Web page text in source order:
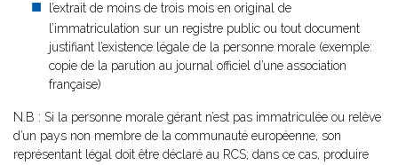
l’extrait de moins de trois mois en original de
l’immatriculation sur un registre public ou tout document
justifiant l’existence légale de la personne morale (exemple:
copie de la parution au journal officiel d’une association
française)
N.B : Si la personne morale gérant n’est pas immatriculée ou relève
d’un pays non membre de la communauté européenne, son
représentant légal doit être déclaré au RCS; dans ce cas, produire